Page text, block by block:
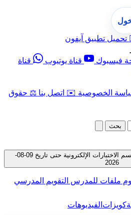
تحميل تطبيق آيفون
فيسبوك قناة يوتيوب
قناة
الخصوصية ✉️ اتصل بنا ⚖️ حقوق
بحث
جميع الملفات المتوفرة في قسم الاختبارات الإلكترونية حتى تاريخ 09-08-
2026
ملفات للمدرس التقويم المدرسي
كويزاتالفيديوهات